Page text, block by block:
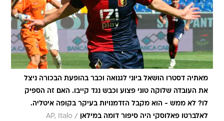
מאתיה דסטרו הושאל ביוני לגנואה וכבר בהופעת הבכורה ניצל
את העובדה שלוקה טוני פצוע וכבש נגד קייבו. האם זה הספיק
לו? לא ממש - הוא מקבל הזדמנויות בעיקר בקופה איטליה.
לאלברטו פאלוסקי היה סיפור דומה במילאן
/
AP, Italo